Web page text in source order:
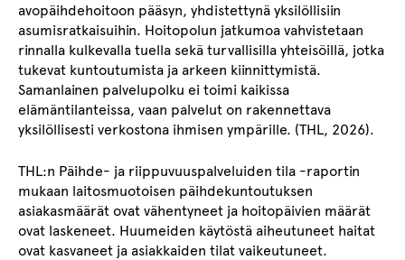
avopäihdehoitoon pääsyn, yhdistettynä yksilöllisiin
asumisratkaisuihin. Hoitopolun jatkumoa vahvistetaan
rinnalla kulkevalla tuella sekä turvallisilla yhteisöillä, jotka
tukevat kuntoutumista ja arkeen kiinnittymistä.
Samanlainen palvelupolku ei toimi kaikissa
elämäntilanteissa, vaan palvelut on rakennettava
yksilöllisesti verkostona ihmisen ympärille. (THL, 2026).
THL:n Päihde- ja riippuvuuspalveluiden tila -raportin
mukaan laitosmuotoisen päihdekuntoutuksen
asiakasmäärät ovat vähentyneet ja hoitopäivien määrät
ovat laskeneet. Huumeiden käytöstä aiheutuneet haitat
ovat kasvaneet ja asiakkaiden tilat vaikeutuneet.